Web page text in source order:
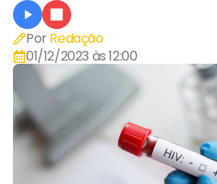
Por Redação
01/12/2023 às 12:00